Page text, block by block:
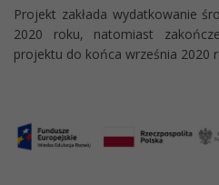
Projekt zakłada wydatkowanie
2020 roku, natomiast
projektu do końca września 2020 r.